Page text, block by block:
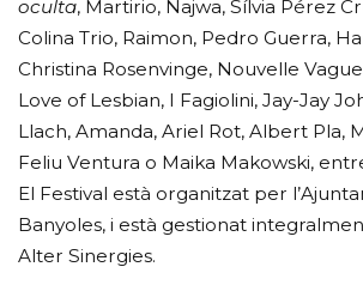
oculta, Martirio, Najwa, Sílvia Pérez
Colina Trio, Raimon, Pedro Guerra,
Christina Rosenvinge, Nouvelle
Love of Lesbian, I Fagiolini, Jay-Jay
Llach, Amanda, Ariel Rot, Albert Pla,
Feliu Ventura o Maika Makowski,
El Festival està organitzat per
Banyoles, i està gestionat
Alter Sinergies.